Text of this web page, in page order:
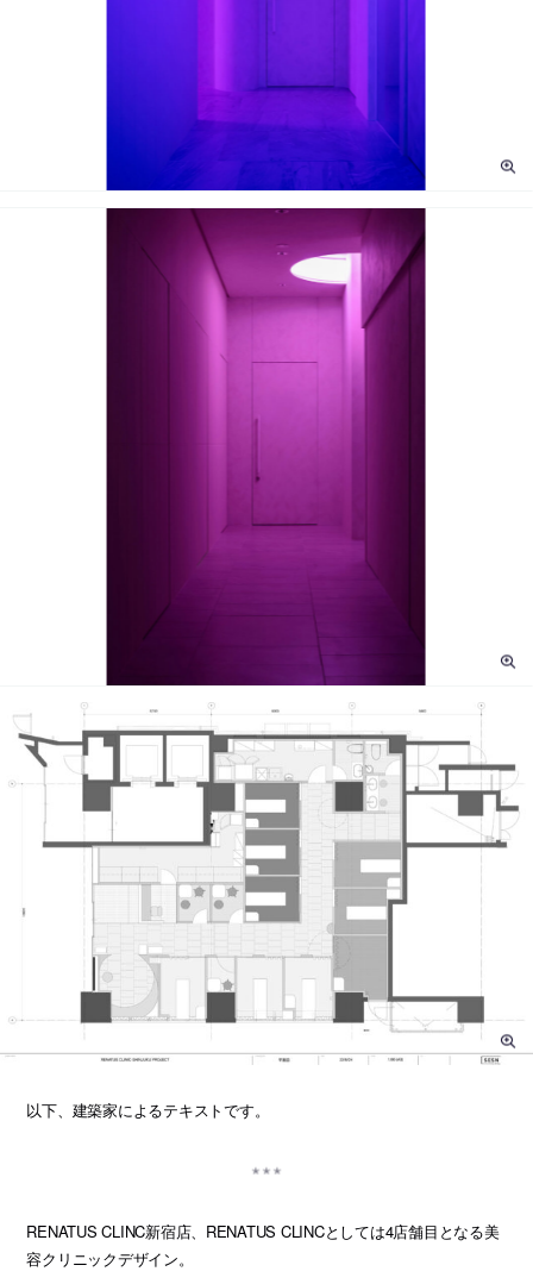
以下、建築家によるテキストです。
RENATUS CLINC新宿店、RENATUS CLINCとしては4店舗目となる美
容クリニックデザイン。